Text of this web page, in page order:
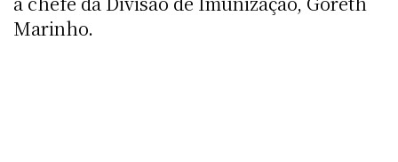
Marinho.